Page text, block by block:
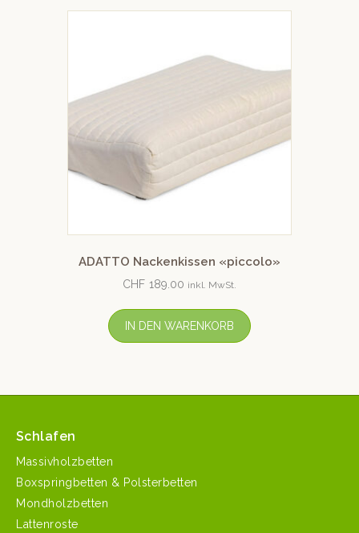
ADATTO Nackenkissen «piccolo»
CHF 189.00 inkl. MwSt.
IN DEN WARENKORB
Schlafen
Massivholzbetten
Boxspringbetten & Polsterbetten
Mondholzbetten
Lattenroste